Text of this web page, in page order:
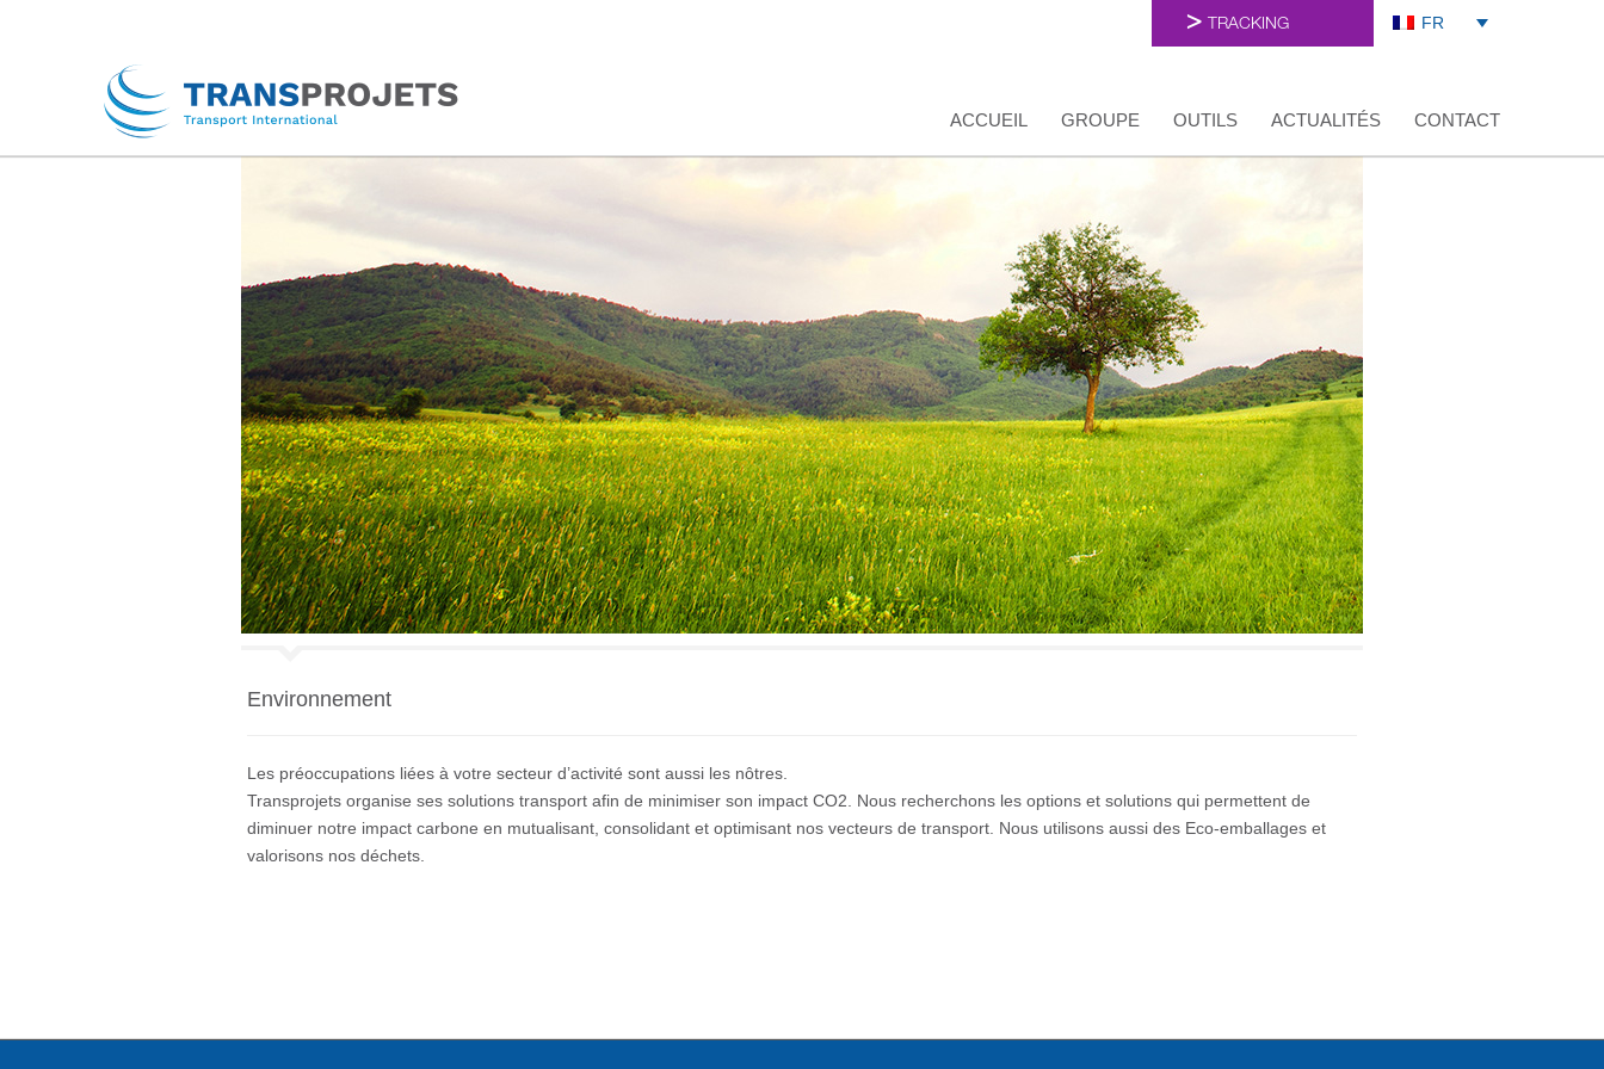
FR
TRACKING
ACCUEIL GROUPE OUTILS ACTUALITÉS CONTACT
Environnement
Les préoccupations liées à votre secteur d’activité sont aussi les nôtres.
Transprojets organise ses solutions transport afin de minimiser son impact CO2. Nous recherchons les options et solutions qui permettent de
diminuer notre impact carbone en mutualisant, consolidant et optimisant nos vecteurs de transport. Nous utilisons aussi des Eco-emballages et
valorisons nos déchets.